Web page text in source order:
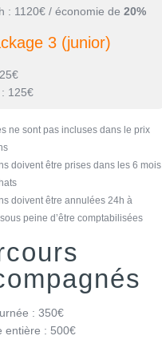
: 1120€ / économie de 20%
3 (junior)
125€
ne sont pas incluses dans le prix
doivent être prises dans les 6 mois
doivent être annulées 24h à
sous peine d’être comptabilisées
: 350€
entière : 500€